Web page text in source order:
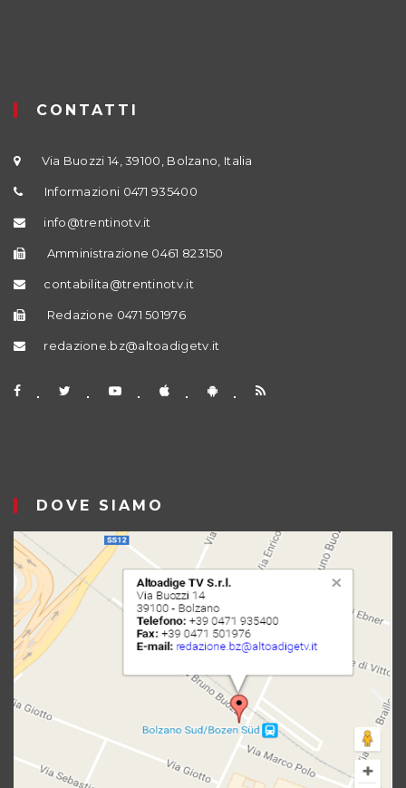
CONTATTI
Via Buozzi 14, 39100, Bolzano, Italia
Informazioni 0471 935400
info@trentinotv.it
Amministrazione 0461 823150
contabilita@trentinotv.it
Redazione 0471 501976
redazione.bz@altoadigetv.it
DOVE SIAMO